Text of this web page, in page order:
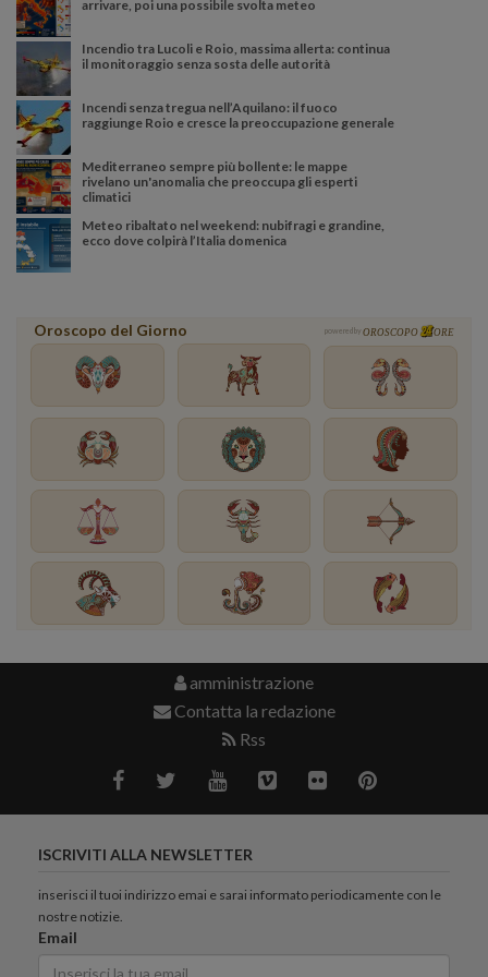
arrivare, poi una possibile svolta meteo
Incendio tra Lucoli e Roio, massima allerta: continua
il monitoraggio senza sosta delle autorità
Incendi senza tregua nell’Aquilano: il fuoco
raggiunge Roio e cresce la preoccupazione generale
Mediterraneo sempre più bollente: le mappe
rivelano un'anomalia che preoccupa gli esperti
climatici
Meteo ribaltato nel weekend: nubifragi e grandine,
ecco dove colpirà l’Italia domenica
Oroscopo del Giorno powered by OROSCOPO ORE
amministrazione
Contatta la redazione
Rss
ISCRIVITI ALLA NEWSLETTER
inserisci il tuoi indirizzo emai e sarai informato periodicamente con le
nostre notizie.
Email